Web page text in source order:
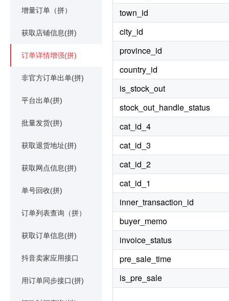
增量订单（拼）
获取店铺信息(拼)
订单详情增强(拼)
非官方订单出单(拼)
平台出单(拼)
批量发货(拼)
获取退货地址(拼)
获取网点信息(拼)
单号回收(拼)
订单列表查询（拼）
获取订单信息(拼)
抖音卖家应用接口
用订单同步接口(拼)
town_id
city_id
province_id
country_id
is_stock_out
stock_out_handle_status
cat_id_4
cat_id_3
cat_id_2
cat_id_1
inner_transaction_id
buyer_memo
invoice_status
pre_sale_time
is_pre_sale